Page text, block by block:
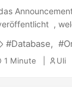
00:00:55
[...] Manchmal
Angaben
...
,
in verschiedenen
sind konkret
Database
1 Minute Uli